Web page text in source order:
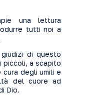
una lettura
tutti noi a
di questo
piccoli, a scapito
degli umili e
del cuore ad
Dio.